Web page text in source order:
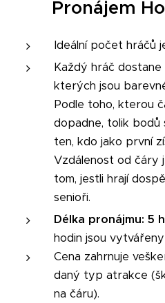
Pronájem
Ideální počet hráčů
Každý hráč
kterých jsou
Podle toho, kterou
dopadne, tolik bodů
ten, kdo jako první
Vzdálenost od čáry
tom, jestli hrají
senioři.
Délka pronájmu: 5
hodin jsou vytvářeny
Cena zahrnuje
daný typ atrakce
na čáru).